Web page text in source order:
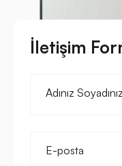
İletişim
Adınız Soyadınız
E-posta